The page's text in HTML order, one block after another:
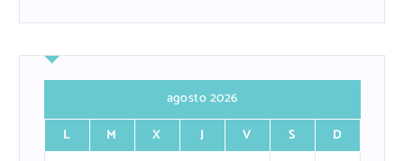
agosto 2026
L
M X J V S
D